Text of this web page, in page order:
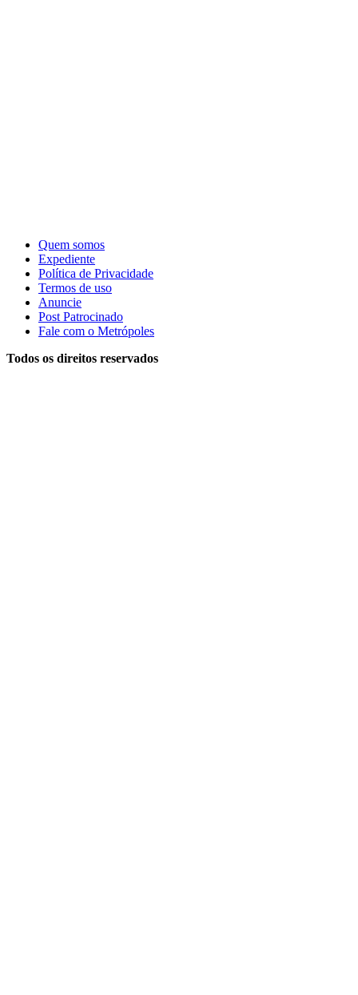
Quem somos
Expediente
Política de Privacidade
Termos de uso
Anuncie
Post Patrocinado
Fale com o Metrópoles
Todos os direitos reservados